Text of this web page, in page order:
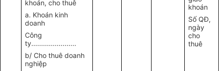
khoán, cho thuê
a. Khoán kinh
doanh
Công
ty.......................
b/ Cho thuê doanh
nghiệp
khoán
Số QĐ,
ngày
cho
thuê